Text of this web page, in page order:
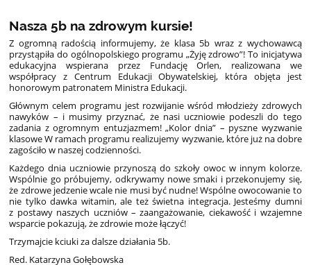
Nasza 5b na zdrowym kursie!
Z ogromną radością informujemy, że klasa 5b wraz z wychowawcą
przystąpiła do ogólnopolskiego programu „Żyję zdrowo”! To inicjatywa
edukacyjna wspierana przez Fundację Orlen, realizowana we
współpracy z Centrum Edukacji Obywatelskiej, która objęta jest
honorowym patronatem Ministra Edukacji.
Głównym celem programu jest rozwijanie wśród młodzieży zdrowych
nawyków – i musimy przyznać, że nasi uczniowie podeszli do tego
zadania z ogromnym entuzjazmem! „Kolor dnia” – pyszne wyzwanie
klasowe W ramach programu realizujemy wyzwanie, które już na dobre
zagościło w naszej codzienności.
Każdego dnia uczniowie przynoszą do szkoły owoc w innym kolorze.
Wspólnie go próbujemy, odkrywamy nowe smaki i przekonujemy się,
że zdrowe jedzenie wcale nie musi być nudne! Wspólne owocowanie to
nie tylko dawka witamin, ale też świetna integracja. Jesteśmy dumni
z postawy naszych uczniów – zaangażowanie, ciekawość i wzajemne
wsparcie pokazują, że zdrowie może łączyć!
Trzymajcie kciuki za dalsze działania 5b.
Red. Katarzyna Gołębowska